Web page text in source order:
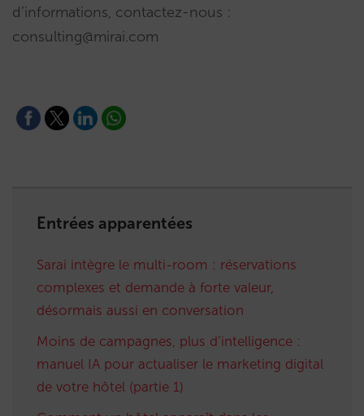
d’informations, contactez-nous :
consulting@mirai.com
Entrées apparentées
Sarai intègre le multi-room : réservations
complexes et demande à forte valeur,
désormais aussi en conversation
Moins de campagnes, plus d’intelligence :
manuel IA pour actualiser le marketing digital
de votre hôtel (partie 1)